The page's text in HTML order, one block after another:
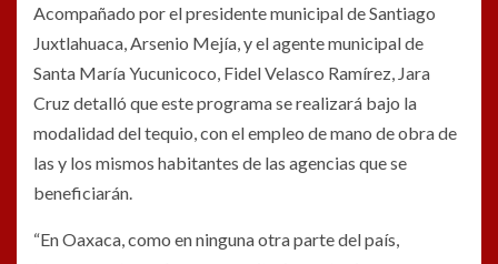
Acompañado por el presidente municipal de Santiago
Juxtlahuaca, Arsenio Mejía, y el agente municipal de
Santa María Yucunicoco, Fidel Velasco Ramírez, Jara
Cruz detalló que este programa se realizará bajo la
modalidad del tequio, con el empleo de mano de obra de
las y los mismos habitantes de las agencias que se
beneficiarán.
“En Oaxaca, como en ninguna otra parte del país,